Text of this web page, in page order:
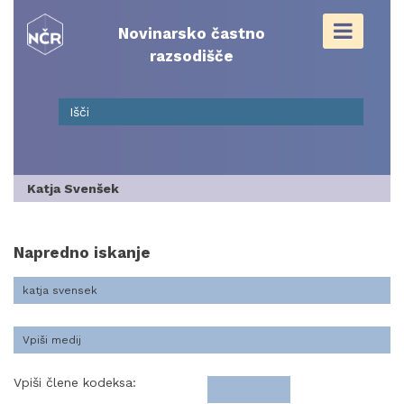
content
Novinarsko častno
razsodišče
Katja Svenšek
Napredno iskanje
Vpiši člene kodeksa: